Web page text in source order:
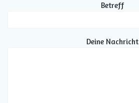
Betreff
Deine Nachricht